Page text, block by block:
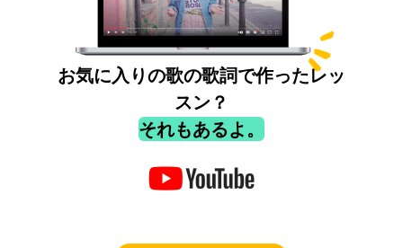
お気に入りの歌の歌詞で作ったレッ
スン？
それもあるよ。